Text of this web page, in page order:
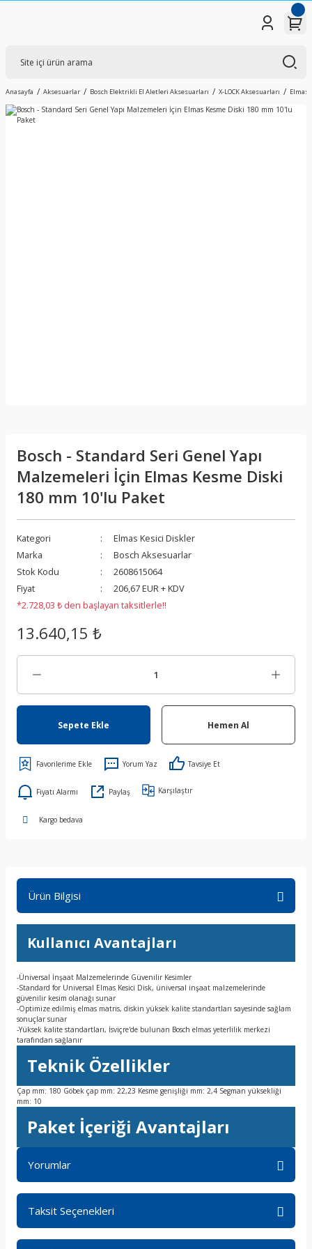
Anasayfa Aksesuarlar Bosch Elektrikli El Aletleri Aksesuarları X-LOCK Aksesuarları Elmas
Bosch - Standard Seri Genel Yapı
Malzemeleri İçin Elmas Kesme Diski
180 mm 10'lu Paket
Kategori
Elmas Kesici Diskler
Marka
Bosch Aksesuarlar
Stok Kodu
2608615064
Fiyat
206,67 EUR + KDV
*2.728,03 ₺ den başlayan taksitlerle!!
13.640,15 ₺
Sepete Ekle Hemen Al
Yorum Yaz Tavsiye Et
Fiyatı Alarmı Paylaş Karşılaştır
Kargo bedava
Ürün Bilgisi
Kullanıcı Avantajları
-Üniversal İnşaat Malzemelerinde Güvenilir Kesimler
-Standard for Universal Elmas Kesici Disk, üniversal inşaat malzemelerinde
güvenilir kesim olanağı sunar
-Optimize edilmiş elmas matris, diskin yüksek kalite standartları sayesinde sağlam
sonuçlar sunar
-Yüksek kalite standartları, İsviçre'de bulunan Bosch elmas yeterlilik merkezi
tarafından sağlanır
Teknik Özellikler
Çap mm: 180 Göbek çap mm: 22,23 Kesme genişliği mm: 2,4 Segman yüksekliği
mm: 10
Paket İçeriği Avantajları
Yorumlar
Taksit Seçenekleri